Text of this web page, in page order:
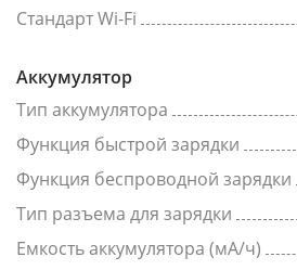
Стандарт Wi-Fi
Аккумулятор
Тип аккумулятора
Функция быстрой зарядки
Функция беспроводной зарядки
Тип разъема для зарядки
Емкость аккумулятора (мА/ч)